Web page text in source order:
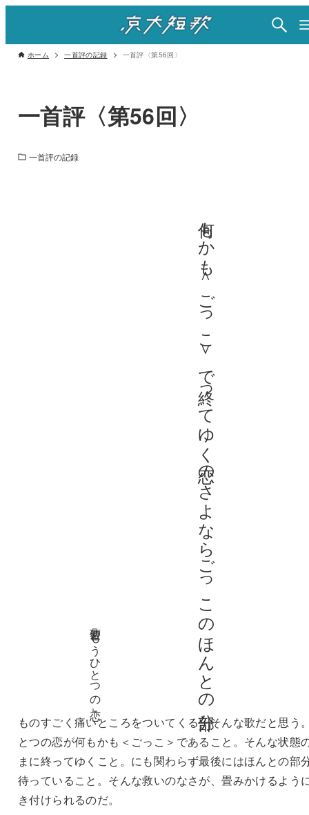
ホーム 一首評の記録 一首評〈第56回〉
一首評〈第56回〉
一首評の記録
俵万智 『もうひとつの恋』 何もかも＜ごっこ＞で終ってゆく恋のさよならごっこのほんとの部分
ものすごく痛いところをついてくる、そんな歌だと思う
とつの恋が何もかも＜ごっこ＞であること。そんな状態
まに終ってゆくこと。にも関わらず最後にはほんとの部
待っていること。そんな救いのなさが、畳みかけるよう
き付けられるのだ。